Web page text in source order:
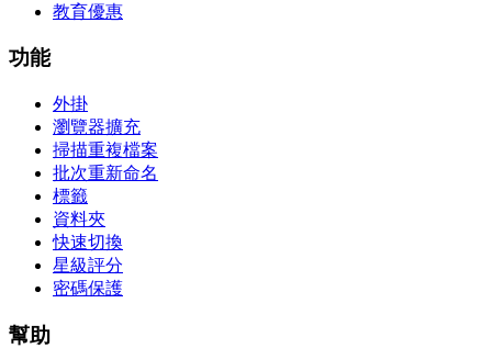
教育優惠
功能
外掛
瀏覽器擴充
掃描重複檔案
批次重新命名
標籤
資料夾
快速切換
星級評分
密碼保護
幫助